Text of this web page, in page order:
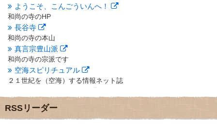
2012年7月
(10)
2012年6月(14)
2012年5月
2012年4月(16)
2012年3月 (17)
2012年2月(20)
2012年1月(25)
2011年12月(22)
2011年11月(28)
2011年10月(31)
2011年9月(24)
2011年8月(21)
ようこそ、こんごういんへ！
和尚の寺のHP
長谷寺
和尚の寺の本山
真言宗豊山派
和尚の寺の宗派です
空海スピリチュアル
２１世紀を（空海）する情報ネット誌
地域のライターさんです
小豆島 圓満寺
RSSリーダー